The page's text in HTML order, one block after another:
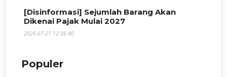
[Disinformasi] Sejumlah Barang Akan
Dikenai Pajak Mulai 2027
2026-07-27 12:36:40
Populer